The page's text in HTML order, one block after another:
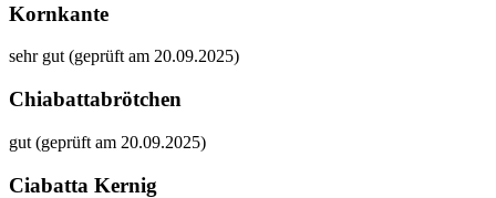
Kornkante
sehr gut (geprüft am 20.09.2025)
Chiabattabrötchen
gut (geprüft am 20.09.2025)
Ciabatta Kernig